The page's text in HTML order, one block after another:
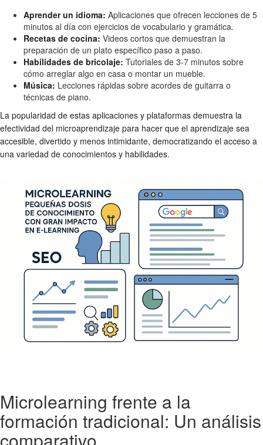
Aprender un idioma: Aplicaciones que ofrecen lecciones de 5
minutos al día con ejercicios de vocabulario y gramática.
Recetas de cocina: Videos cortos que demuestran la
preparación de un plato específico paso a paso.
Habilidades de bricolaje: Tutoriales de 3-7 minutos sobre
cómo arreglar algo en casa o montar un mueble.
Música: Lecciones rápidas sobre acordes de guitarra o
técnicas de piano.
La popularidad de estas aplicaciones y plataformas demuestra la
efectividad del microaprendizaje para hacer que el aprendizaje sea
accesible, divertido y menos intimidante, democratizando el acceso a
una variedad de conocimientos y habilidades.
Microlearning frente a la
formación tradicional: Un análisis
comparativo